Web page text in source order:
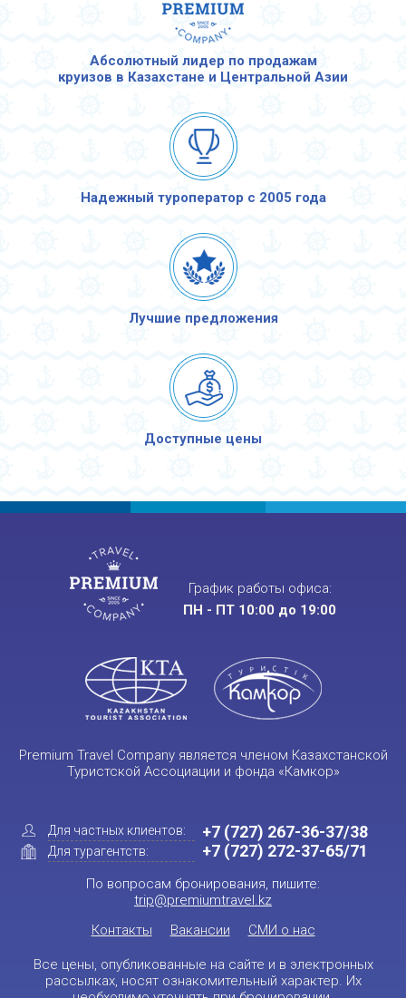
Абсолютный лидер по продажам
круизов в Казахстане и Центральной Азии
Надежный туроператор с 2005 года
Лучшие предложения
Доступные цены
График работы офиса:
ПН - ПТ 10:00 до 19:00
Premium Travel Company является членом Казахстанской
Туристской Ассоциации и фонда «Камкор»
Для частных клиентов:
Для турагентств:
+7 (727) 267-36-37/38
+7 (727) 272-37-65/71
По вопросам бронирования, пишите:
trip@premiumtravel.kz
Контакты
Вакансии СМИ о нас
Все цены, опубликованные на сайте и в электронных
рассылках, носят ознакомительный характер. Их